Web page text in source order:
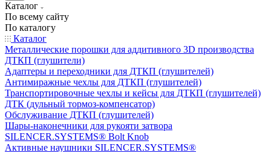
Каталог
По всему сайту
По каталогу
Каталог
Металлические порошки для аддитивного 3D производства
ДТКП (глушители)
Адаптеры и переходники для ДТКП (глушителей)
Антимиражные чехлы для ДТКП (глушителей)
Транспортировочные чехлы и кейсы для ДТКП (глушителей)
ДТК (дульный тормоз-компенсатор)
Обслуживание ДТКП (глушителей)
Шары-наконечники для рукояти затвора
SILENCER.SYSTEMS® Bolt Knob
Активные наушники SILENCER.SYSTEMS®